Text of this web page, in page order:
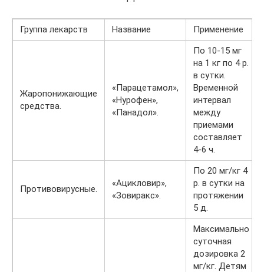
Группа лекарств Название Применение
Жаропонижающие
средства.
«Парацетамол»,
«Нурофен»,
«Панадол».
По 10-15 мг
на 1 кг по 4 р.
в сутки.
Временной
интервал
между
приемами
составляет
4-6 ч.
Противовирусные.
«Ацикловир»,
«Зовиракс».
По 20 мг/кг 4
р. в сутки на
протяжении
5 д.
Максимально
суточная
дозировка 2
мг/кг. Детям